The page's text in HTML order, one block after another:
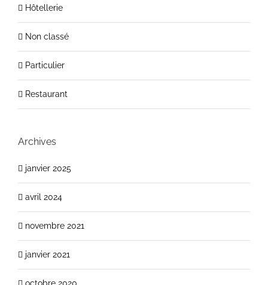
Hôtellerie
Non classé
Particulier
Restaurant
Archives
janvier 2025
avril 2024
novembre 2021
janvier 2021